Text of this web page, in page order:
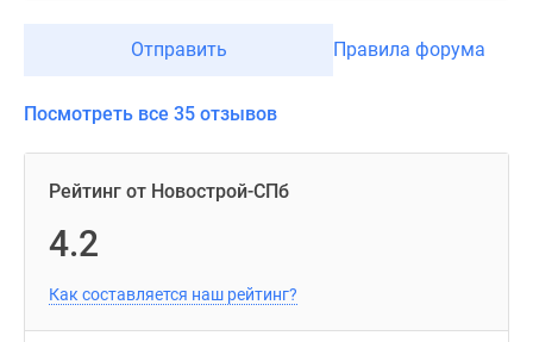
Отправить Правила форума
Посмотреть все 35 отзывов
Рейтинг от Новострой-СПб
4.2
Как составляется наш рейтинг?